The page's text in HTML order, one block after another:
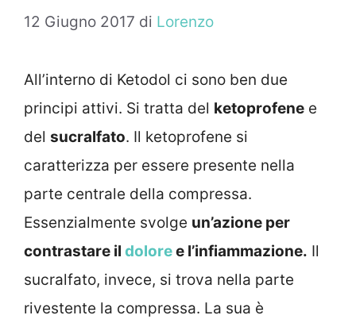
12 Giugno 2017 di Lorenzo
All’interno di Ketodol ci sono ben due
principi attivi. Si tratta del ketoprofene e
del sucralfato. Il ketoprofene si
caratterizza per essere presente nella
parte centrale della compressa.
Essenzialmente svolge un’azione per
contrastare il doloree l’infiammazione. Il
sucralfato, invece, si trova nella parte
rivestente la compressa. La sua è